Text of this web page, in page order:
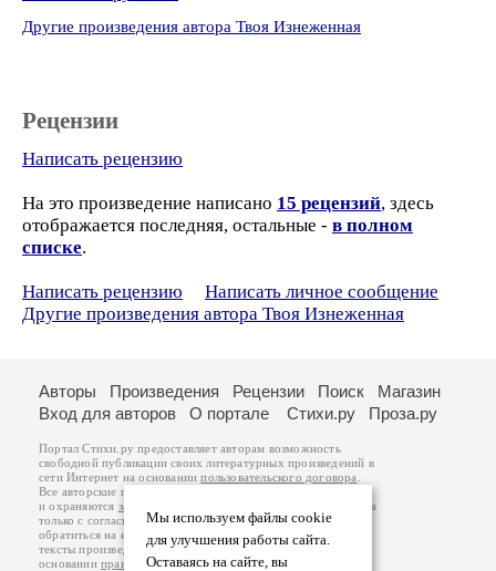
Другие произведения автора Твоя Изнеженная
Рецензии
Написать рецензию
На это произведение написано 15 рецензий, здесь
отображается последняя, остальные - в полном
списке.
Написать рецензию
Написать личное сообщение
Другие произведения автора Твоя Изнеженная
Мы используем файлы cookie
для улучшения работы сайта.
Оставаясь на сайте, вы
Авторы Произведения Рецензии Поиск
Магазин
Вход для авторов
О портале Стихи.ру Проза.ру
Портал Стихи.ру предоставляет авторам возможность
свободной публикации своих литературных произведений в
сети Интернет на основаниипользовательского договора
Все авторские права на произведения принадлежат авторам
и охраняются законом
. Перепечатка произведений возможна
только с согласия его автора, к которому вы можете
обратиться на его авторской странице. Ответственность за
тексты произведений авторы несут самостоятельно на
основанииправил публикацииизаконодательства